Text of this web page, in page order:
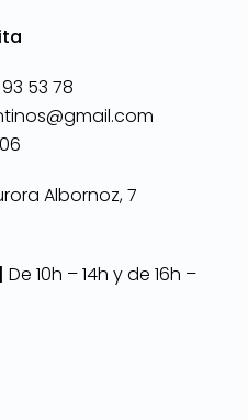
93 53 78
Albornoz, 7
| De 10h – 14h y de 16h –